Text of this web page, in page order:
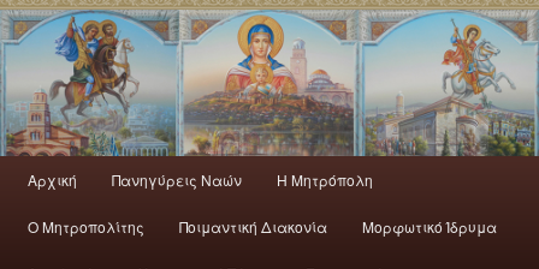
Αρχική Πανηγύρεις Ναών H Mητρόπολη
Ο Mητροπολίτης Ποιμαντική Διακονία Μορφωτικό Ίδρυμα